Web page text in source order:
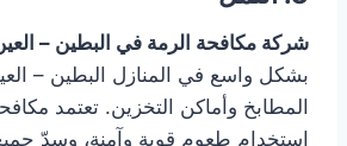
شركة مكافحة الرمة في البطين –
بشكل واسع في المنازل البطين –
المطابخ وأماكن التخزين. تعتمد
استخدام طعوم قوية وآمنة، وسدّ جميع